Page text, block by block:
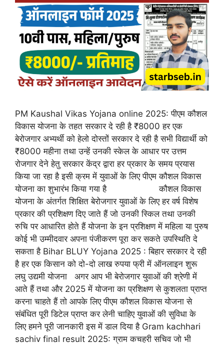
PM Kaushal Vikas Yojana online 2025: पीएम कौशल
विकास योजना के तहत सरकार दे रही है ₹8000 हर एक
बेरोजगार अभ्यर्थी को हेलो दोस्तों सरकार दे रही है सभी विद्यार्थी को
₹8000 महीना तथा उन्हें उनकी स्केल के आधार पर उत्तम
रोजगार देने हेतु सरकार केंद्र द्वारा हर प्रकार के समय प्रयास
किया जा रहा है इसी क्रम में युवाओं के लिए पीएम कौशल विकास
योजना का शुभारंभ किया गया है कौशल विकास
योजना के अंतर्गत शिक्षित बेरोजगार युवाओं के लिए हर वर्ष विशेष
प्रकार की प्रशिक्षण दिए जाते हैं जो उनकी स्किल तथा उनकी
रुचि पर आधारित होते हैं योजना के इन प्रशिक्षण में महिला या पुरुष
कोई भी उम्मीदवार अपना पंजीकरण पूरा कर सकते उपस्थिति दे
सकता है Bihar BLUY Yojana 2025 : बिहार सरकार दे रही
है हर एक किसान को दो-दो लाख रुपया फ्री में ऑनलाइन शुरू
लघु उद्यमी योजना अगर आप भी बेरोजगार युवाओं की श्रेणी में
आते हैं तथा और 2025 में योजना का प्रशिक्षण से कुशलता प्राप्त
करना चाहते हैं तो आपके लिए पीएम कौशल विकास योजना से
संबंधित पूरी डिटेल प्राप्त कर लेनी चाहिए युवाओं की सुविधा के
लिए हमने पूरी जानकारी इस में डाल दिया है Gram kachhari
sachiv final result 2025: ग्राम कचहरी सचिव जो भी